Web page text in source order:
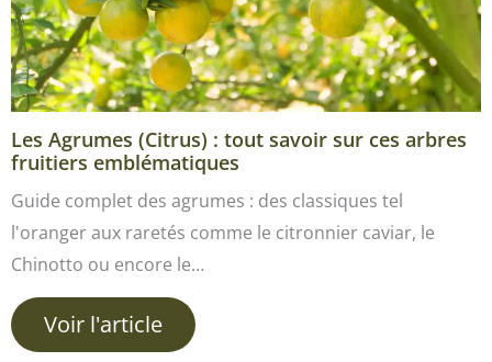
Les Agrumes (Citrus) : tout savoir sur ces arbres
fruitiers emblématiques
Guide complet des agrumes : des classiques tel
l'oranger aux raretés comme le citronnier caviar, le
Chinotto ou encore le…
Voir l'article